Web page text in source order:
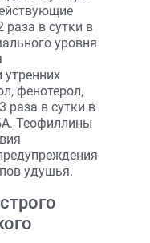
в сутки в
уровня
фенотерол,
раза в сутки в
Теофиллины
удушья.